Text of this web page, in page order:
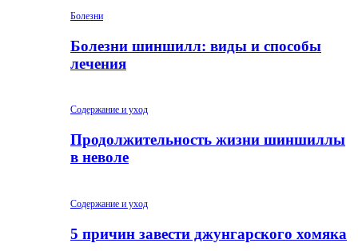
Болезни
Болезни шиншилл: виды и способы
лечения
Содержание и уход
Продолжительность жизни шиншиллы
в неволе
Содержание и уход
5 причин завести джунгарского хомяка